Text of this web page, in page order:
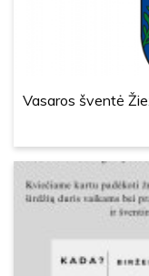
Vasaros šventė